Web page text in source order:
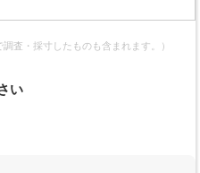
査・採寸したものも含まれます。）
い